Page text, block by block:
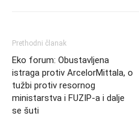
Prethodni članak
Eko forum: Obustavljena
istraga protiv ArcelorMittala, o
tužbi protiv resornog
ministarstva i FUZIP-a i dalje
se šuti